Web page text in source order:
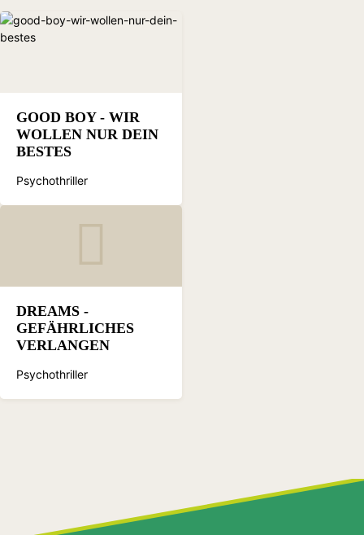
GOOD BOY - WIR
WOLLEN NUR DEIN
BESTES
Psychothriller
DREAMS -
GEFÄHRLICHES
VERLANGEN
Psychothriller